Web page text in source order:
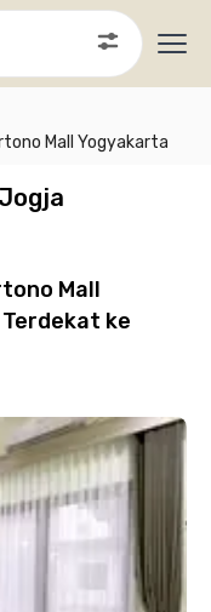
Mall Yogyakarta
Mall
ke